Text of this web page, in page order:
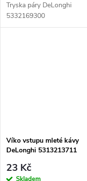
Tryska páry DeLonghi
5332169300
Víko vstupu mleté kávy
DeLonghi 5313213711
23 Kč
Skladem